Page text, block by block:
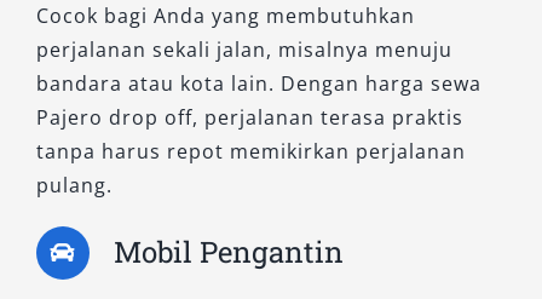
maksimal. Dengan layanan rental Pajero ini,
Anda bisa menikmati pengalaman berkendara
mewah tanpa khawatir soal performa.
Dengan beragam pilihan mulai dari Pajero
Dakar dan Exceed untuk disewa, Anda dapat
menyesuaikan kebutuhan transportasi sesuai
kondisi medan, tujuan perjalanan, maupun
Cocok bagi Anda yang membutuhkan
perjalanan sekali jalan, misalnya menuju
bandara atau kota lain. Dengan harga sewa
Pajero drop off, perjalanan terasa praktis
tanpa harus repot memikirkan perjalanan
pulang.
Mobil Pengantin